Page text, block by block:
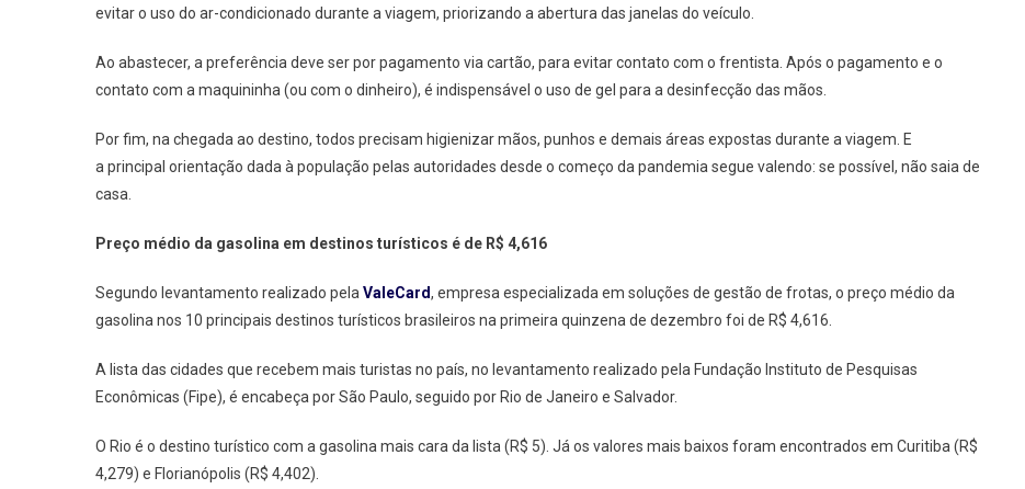
evitar o uso do ar-condicionado durante a viagem, priorizando a abertura das janelas do veículo.
Ao abastecer, a preferência deve ser por pagamento via cartão, para evitar contato com o frentista. Após o pagamento e o
contato com a maquininha (ou com o dinheiro), é indispensável o uso de gel para a desinfecção das mãos.
Por fim, na chegada ao destino, todos precisam higienizar mãos, punhos e demais áreas expostas durante a viagem. E
a principal orientação dada à população pelas autoridades desde o começo da pandemia segue valendo: se possível, não saia de
casa.
Preço médio da gasolina em destinos turísticos é de R$ 4,616
Segundo levantamento realizado pelaValeCard, empresa especializada em soluções de gestão de frotas, o preço médio da
gasolina nos 10 principais destinos turísticos brasileiros na primeira quinzena de dezembro foi de R$ 4,616.
A lista das cidades que recebem mais turistas no país, no levantamento realizado pela Fundação Instituto de Pesquisas
Econômicas (Fipe), é encabeça por São Paulo, seguido por Rio de Janeiro e Salvador.
O Rio é o destino turístico com a gasolina mais cara da lista (R$ 5). Já os valores mais baixos foram encontrados em Curitiba (R$
4,279) e Florianópolis (R$ 4,402).